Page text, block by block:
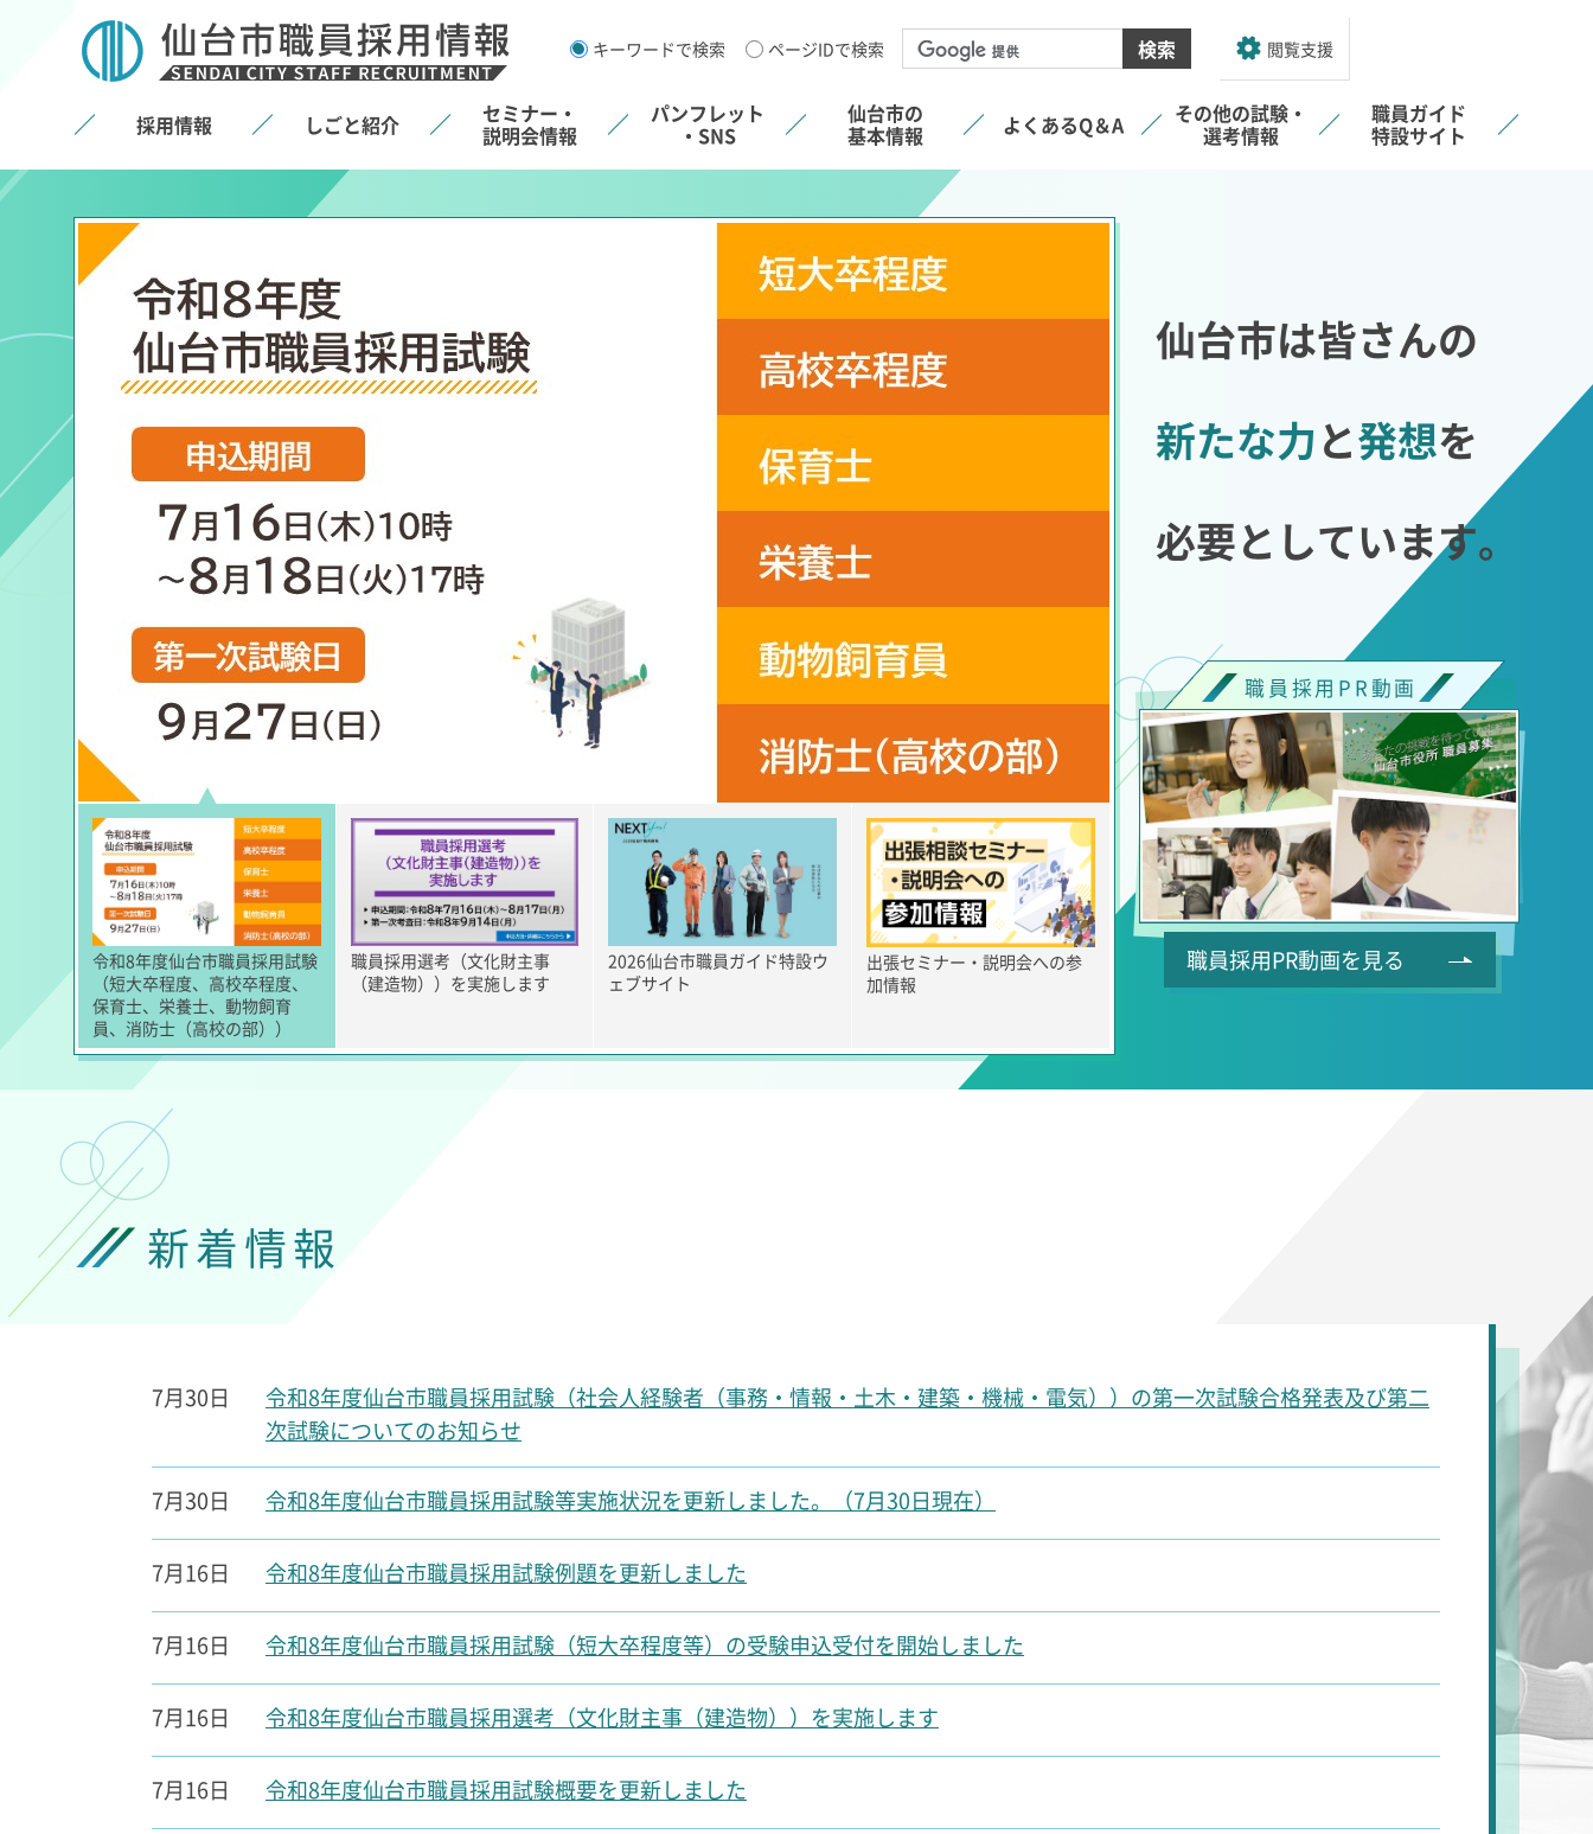
仙台市職員採用試験情
報
キーワードで検索 ページIDで検索 閲覧支援
採用情報 しごと紹介 セミナー・
説明会情報
パンフレット
・SNS
仙台市の
基本情報 よくあるQ＆A その他の試験・
選考情報
職員ガイド
特設サイト
令和8年度仙台市職員採用試験
（短大卒程度、高校卒程度、
保育士、栄養士、動物飼育
員、消防士（高校の部））
職員採用選考（文化財主事
（建造物））を実施します
2026仙台市職員ガイド特設ウ
ェブサイト
出張セミナー・説明会への参
加情報
仙台市は皆さんの
新たな力と発想を
必要としています。
職員採用PR動画
職員採用PR動画を見る
新着情報
7月30日
令和8年度仙台市職員採用試験（社会人経験者（事務・情報・土木・建築・機械・電気））の第一次試験合格発表及び第二
次試験についてのお知らせ
7月30日 令和8年度仙台市職員採用試験等実施状況を更新しました。（7月30日現在）
7月16日 令和8年度仙台市職員採用試験例題を更新しました
7月16日 令和8年度仙台市職員採用試験（短大卒程度等）の受験申込受付を開始しました
7月16日 令和8年度仙台市職員採用選考（文化財主事（建造物））を実施します
7月16日 令和8年度仙台市職員採用試験概要を更新しました